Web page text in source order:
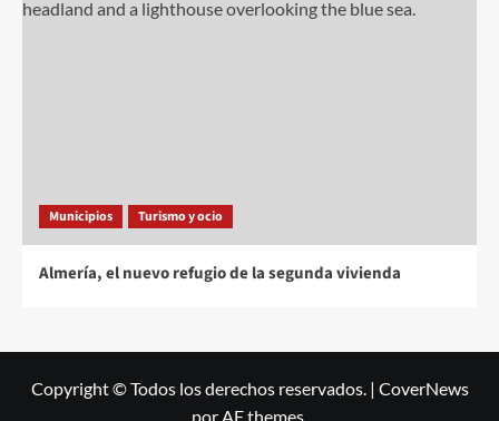
Municipios Turismo y ocio
Almería, el nuevo refugio de la segunda vivienda
Copyright © Todos los derechos reservados. | CoverNews
por AF themes.